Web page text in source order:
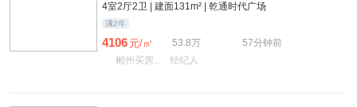
4室2厅2卫 | 建面131m² | 乾通时代广场
满2年
4106 元/㎡ 53.8万
57分钟前
郴州买房...
经纪人